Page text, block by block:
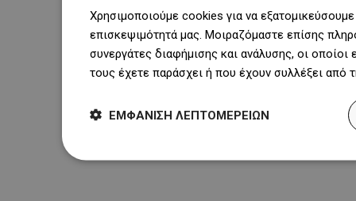
Χρησιμοποιούμε cookies για να
επισκεψιμότητά μας. Μοιραζόμαστε επίσης
συνεργάτες διαφήμισης και ανάλυσης, οι
τους έχετε παράσχει ή που έχουν συλλέξει
ΕΜΦΆΝΙΣΗ ΛΕΠΤΟΜΕΡΕΙΏΝ